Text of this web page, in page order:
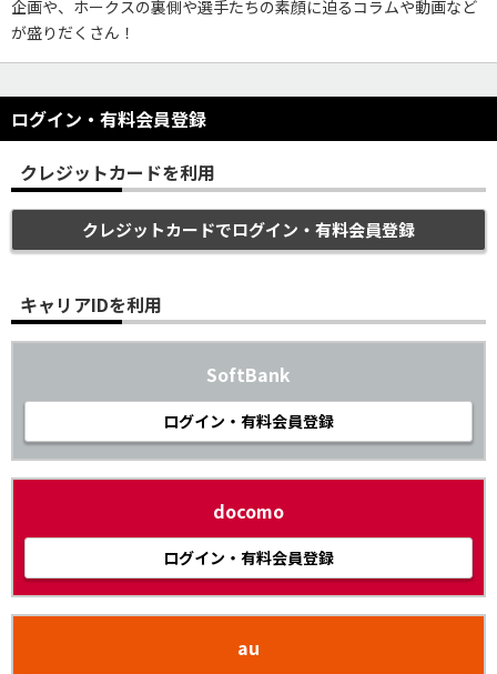
企画や、ホークスの裏側や選手たちの素顔に迫るコラムや動画など
が盛りだくさん！
ログイン・有料会員登録
クレジットカードを利用
クレジットカードでログイン・有料会員登録
キャリアIDを利用
SoftBank
ログイン・有料会員登録
docomo
ログイン・有料会員登録
au